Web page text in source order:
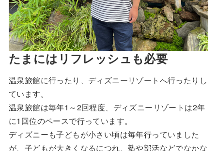
たまにはリフレッシュも必要
温泉旅館に行ったり、ディズニーリゾートへ行ったりし
ています。
温泉旅館は毎年1～2回程度、ディズニーリゾートは2年
に1回位のペースで行っています。
ディズニーも子どもが小さい頃は毎年行っていました
が、子どもが大きくなるにつれ、塾や部活などでなかな